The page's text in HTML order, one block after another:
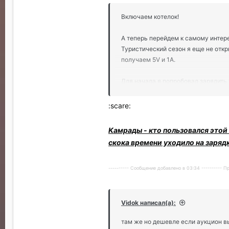
Включаем котелок!
А теперь перейдем к самому
Туристический сезон я еще не
получаем 5V и 1А.
5.2мАч в минуту.
Алгоритм работы элемента
http://crowdfunding-
:scare:
Камрады - кто пользовался
скока времени уходило на
---------- Сообщение добавлено в 03:34 ----------
Vidok написал(а):
там же но дешевле если аукцион